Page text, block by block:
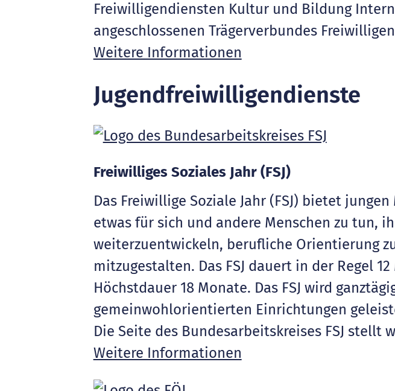
Freiwilligendiensten Kultur und Bildung
angeschlossenen Trägerverbundes
Weitere Informationen
Jugendfreiwilligendienste
Freiwilliges Soziales Jahr (FSJ)
Das Freiwillige Soziale Jahr (FSJ) bietet
etwas für sich und andere Menschen zu tun,
weiterzuentwickeln, berufliche Orientierung
mitzugestalten. Das FSJ dauert in der Regel
Höchstdauer 18 Monate. Das FSJ wird
gemeinwohlorientierten Einrichtungen
Die Seite des Bundesarbeitskreises FSJ
Weitere Informationen